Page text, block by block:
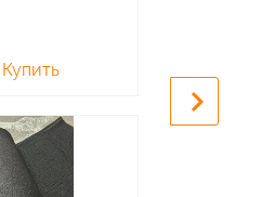
Купить
keyboard_arrow_right